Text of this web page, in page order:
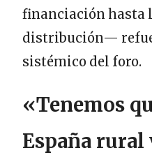
financiación hasta
distribución—
sistémico del foro.
«Tenemos
España rural